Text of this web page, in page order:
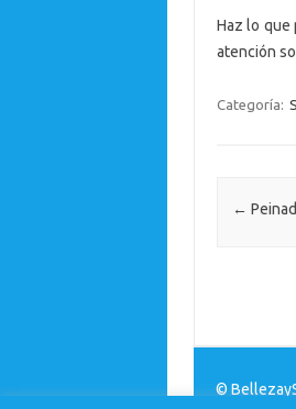
Haz lo que
atención
Categoría:
←
©